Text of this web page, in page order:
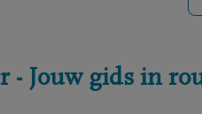
- Jouw gids in